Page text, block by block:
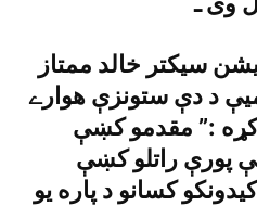
سيکتر خالد ممتاز
د دې ستونزې هوارے
کړه :” مقدمو کښې
پورې راتلو کښې
کسانو د پاره يو